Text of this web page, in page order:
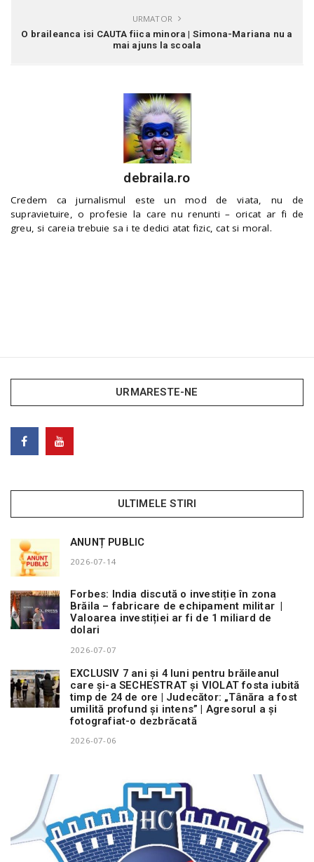
URMATOR
O braileanca isi CAUTA fiica minora | Simona-Mariana nu a
mai ajuns la scoala
debraila.ro
Credem ca jurnalismul este un mod de viata, nu de
supravietuire, o profesie la care nu renunti – oricat ar fi de
greu, si careia trebuie sa i te dedici atat fizic, cat si moral.
URMARESTE-NE
ULTIMELE STIRI
ANUNȚ PUBLIC
2026-07-14
Forbes: India discută o investiție în zona
Brăila – fabricare de echipament militar |
Valoarea investiției ar fi de 1 miliard de
dolari
2026-07-07
EXCLUSIV 7 ani și 4 luni pentru brăileanul
care și-a SECHESTRAT și VIOLAT fosta iubită
timp de 24 de ore | Judecător: „Tânăra a fost
umilită profund și intens” | Agresorul a și
fotografiat-o dezbrăcată
2026-07-06